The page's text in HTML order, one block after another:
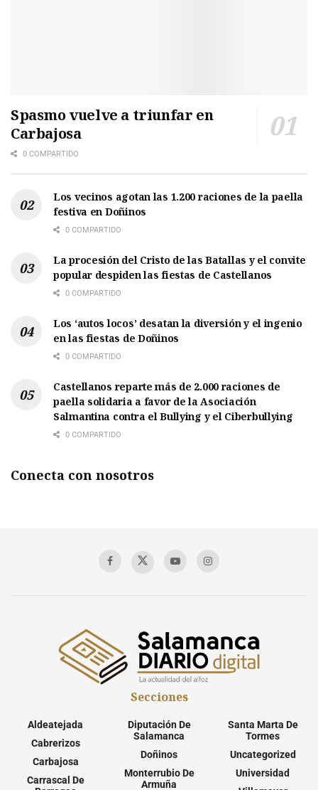
Spasmo vuelve a triunfar en
Carbajosa
0 COMPARTIDO
Los vecinos agotan las 1.200 raciones de la paella
festiva en Doñinos
0 COMPARTIDO
La procesión del Cristo de las Batallas y el convite
popular despiden las fiestas de Castellanos
0 COMPARTIDO
Los ‘autos locos’ desatan la diversión y el ingenio
en las fiestas de Doñinos
0 COMPARTIDO
Castellanos reparte más de 2.000 raciones de
paella solidaria a favor de la Asociación
Salmantina contra el Bullying y el Ciberbullying
0 COMPARTIDO
Conecta con nosotros
Secciones
Aldeatejada
Cabrerizos
Carbajosa
Carrascal De
Diputación De
Salamanca
Doñinos
Monterrubio De
Armuña
Santa Marta De
Tormes
Uncategorized
Universidad